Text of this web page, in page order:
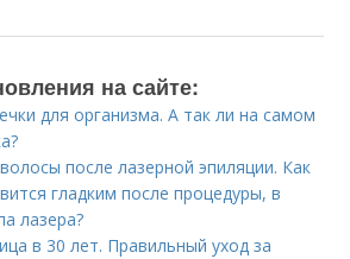
на сайте:
для организма. А так ли на самом
после лазерной эпиляции. Как
гладким после процедуры, в
лазера?
в 30 лет. Правильный уход за